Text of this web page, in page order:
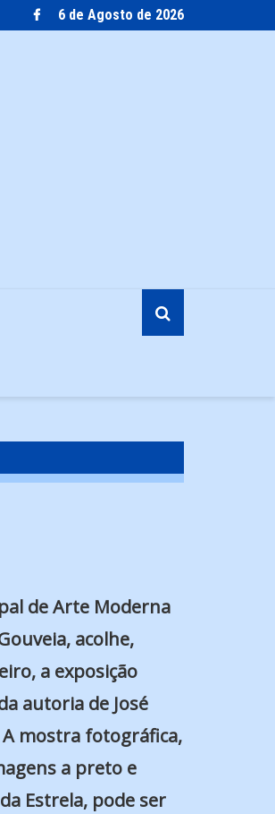
6 de Agosto de 2026
de Arte Moderna
acolhe,
a exposição
autoria de José
A mostra fotográfica,
a preto e
Estrela, pode ser